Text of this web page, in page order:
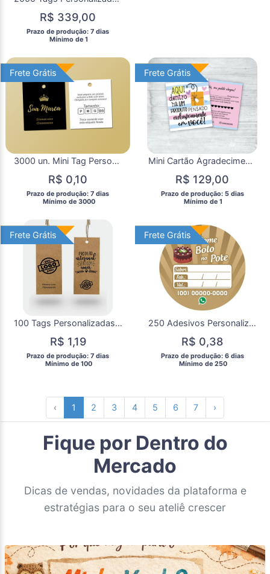
R$ 339,00
Prazo de produção: 7 dias
  Mínimo de 1
Frete Grátis
Frete Grátis
3000 un. Mini Tag Personalizada Roupas e Produtos
R$ 0,10
Prazo de produção: 7 dias
  Mínimo de 3000
Frete Grátis
Frete Grátis
Mini Cartão Agradecimento Personalizado 1000 Un.
R$ 129,00
Prazo de produção: 5 dias
  Mínimo de 1
Frete Grátis
Frete Grátis
100 Tags Personalizadas Kraft
R$ 1,19
Prazo de produção: 7 dias
  Mínimo de 100
Frete Grátis
Frete Grátis
250 Adesivos Personalizados 4x4cm
R$ 0,38
Prazo de produção: 6 dias
  Mínimo de 250
‹ 1 2 3 4 5 6 7 ›
Fique por Dentro do
Mercado
Dicas de vendas, novidades da plataforma e
estratégias para o seu ateliê crescer